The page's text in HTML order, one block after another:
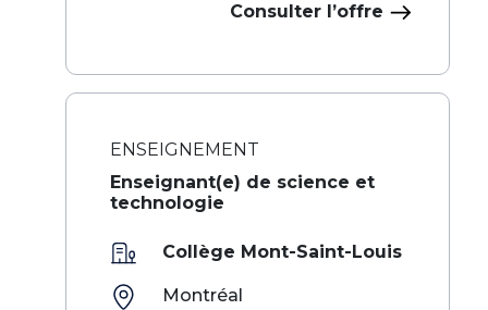
Consulter l’offre
ENSEIGNEMENT
Enseignant(e) de science et
technologie
Collège Mont-Saint-Louis
Montréal